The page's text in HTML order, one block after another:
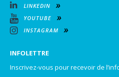
LINKEDIN
YOUTUBE
INSTAGRAM
INFOLETTRE
Inscrivez-vous pour recevoir de